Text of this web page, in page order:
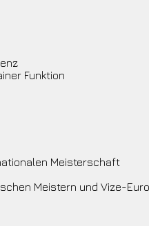
Funktion
Meisterschaft
Meistern und Vize-